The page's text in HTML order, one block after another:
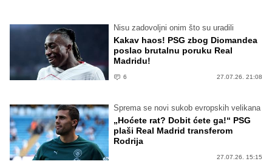
Nisu zadovoljni onim što su uradili
Kakav haos! PSG zbog Diomandea
poslao brutalnu poruku Real
Madridu!
6 27.07.26. 21:08
Sprema se novi sukob evropskih velikana
„Hoćete rat? Dobit ćete ga!“ PSG
plaši Real Madrid transferom
Rodrija
27.07.26. 15:15